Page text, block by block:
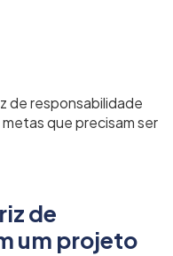
de responsabilidade
que precisam ser
de
um projeto